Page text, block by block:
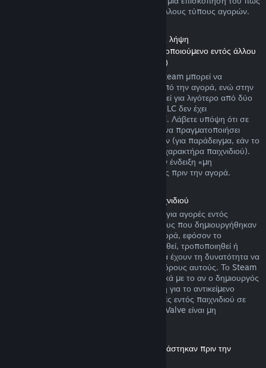
λειτουργούν οι επιστροφές χρημάτων για άλλους τύπους αγορών.
Επιστροφή χρημάτων σε Περιεχόμενο προς λήψη
(Περιεχόμενο Καταστήματος Steam χρησιμοποιούμενο εντός άλλου
παιχνιδιού ή εφαρμογής λογισμικού, «DLC»)
DLC που αγοράστηκε από το Κατάστημα Steam μπορεί να
επιστραφεί μέσα σε δεκατέσσερις ημέρες από την αγορά, ενώ στην
περίπτωση που ο σχετικός τίτλος έχει παιχτεί για λιγότερο από δύο
ώρες από την αγορά του DLC, εφόσον το DLC δεν έχει
χρησιμοποιηθεί, τροποποιηθεί ή μεταφερθεί. Λάβετε υπόψη ότι σε
μερικές περιπτώσεις, το Steam δεν μπορεί να πραγματοποιήσει
επιστροφή χρημάτων για κάποια DLC τρίτων (για παράδειγμα, εάν το
DLC αυξάνει ανεπιστρεπτί το επίπεδο ενός χαρακτήρα παιχνιδιού).
Αυτές οι εξαιρέσεις θα φέρουν ευκρινώς την ένδειξη «μη
επιστρέψιμο» στη σελίδα του Καταστήματος πριν την αγορά.
Επιστροφή χρημάτων σε αγορές εντός παιχνιδιού
Το Steam προσφέρει επιστροφή χρημάτων για αγορές εντός
παιχνιδιού σε οποιονδήποτε από τους τίτλους που δημιουργήθηκαν
από τη Valve μέσα σε 48 ώρες από την αγορά, εφόσον το
αντικείμενο παιχνιδιού δεν έχει χρησιμοποιηθεί, τροποποιηθεί ή
μεταφερθεί. Δημιουργοί τρίτων εταιρειών θα έχουν τη δυνατότητα να
επιτρέψουν αντικείμενα παιχνιδιού με τους όρους αυτούς. Το Steam
θα σας ειδοποιεί την ώρα της αγοράς σχετικά με το αν ο δημιουργός
παιχνιδιού επέλεξε να προσφέρει επιστροφή για το αντικείμενο
παιχνιδιού που αγοράζετε. Ειδάλλως, αγορές εντός παιχνιδιού σε
παιχνίδια που δεν δημιουργήθηκαν από τη Valve είναι μη
Επιστροφή χρημάτων για τίτλους που αγοράστηκαν πριν την